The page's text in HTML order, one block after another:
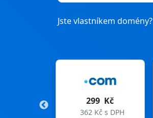
Jste vlastníkem domény?
99 Kč
120 Kč s DPH